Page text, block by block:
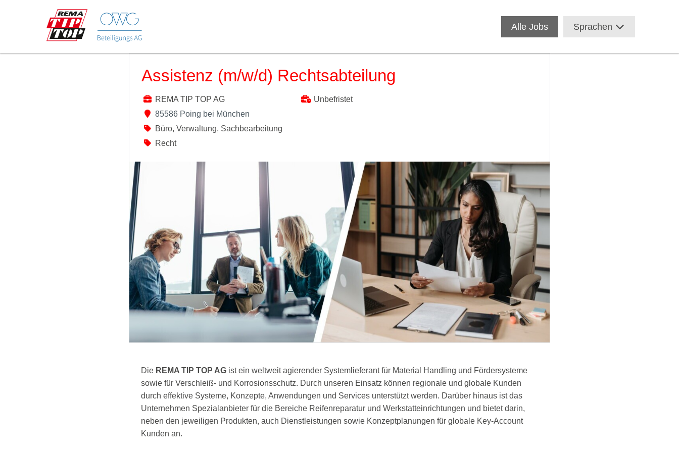
Alle Jobs Sprachen
Assistenz (m/w/d) Rechtsabteilung
REMA TIP TOP AG
85586 Poing bei München
Büro, Verwaltung, Sachbearbeitung
Recht
Unbefristet
Die REMA TIP TOP AG ist ein weltweit agierender Systemlieferant für Material Handling und Fördersysteme
sowie für Verschleiß- und Korrosionsschutz. Durch unseren Einsatz können regionale und globale Kunden
durch effektive Systeme, Konzepte, Anwendungen und Services unterstützt werden. Darüber hinaus ist das
Unternehmen Spezialanbieter für die Bereiche Reifenreparatur und Werkstatteinrichtungen und bietet darin,
neben den jeweiligen Produkten, auch Dienstleistungen sowie Konzeptplanungen für globale Key-Account
Kunden an.